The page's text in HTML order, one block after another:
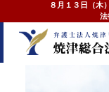
８月１３日（木
法